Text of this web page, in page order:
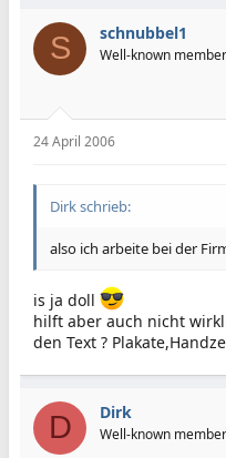
S schnubbel1
Well-known member
24 April 2006
Dirk schrieb:
also ich arbeite bei der
is ja doll
hilft aber auch nicht
den Text ?
D Dirk
Well-known member